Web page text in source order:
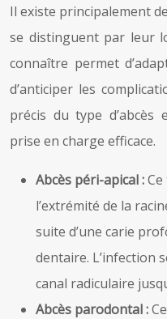
Il existe principalement
se distinguent par leur
connaître permet
d’anticiper les
précis du type
prise en charge efficace.
Abcès péri-apical :
l’extrémité de la
suite d’une carie
dentaire. L’infection
canal radiculaire
Abcès parodontal :